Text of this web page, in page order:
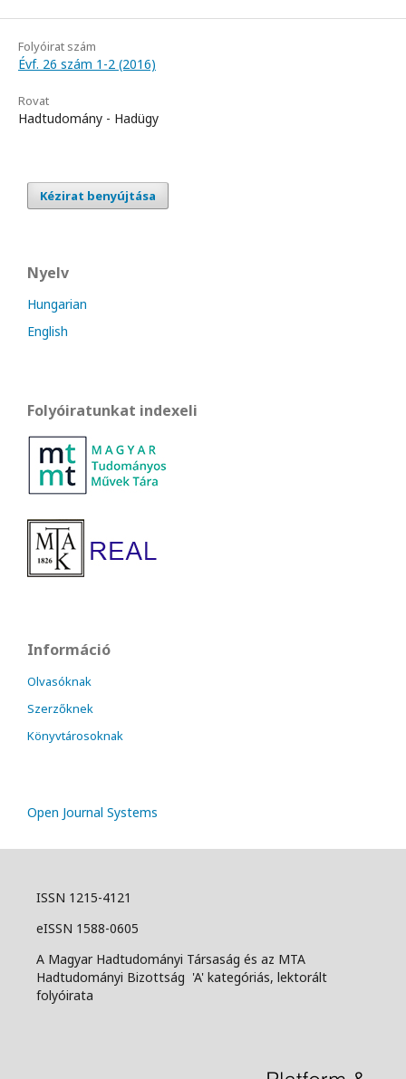
Folyóirat szám
Évf. 26 szám 1-2 (2016)
Rovat
Hadtudomány - Hadügy
Kézirat benyújtása
Nyelv
Hungarian
English
Folyóiratunkat indexeli
Információ
Olvasóknak
Szerzőknek
Könyvtárosoknak
Open Journal Systems
ISSN 1215-4121
eISSN 1588-0605
A Magyar Hadtudományi Társaság és az MTA
Hadtudományi Bizottság 'A' kategóriás, lektorált
folyóirata